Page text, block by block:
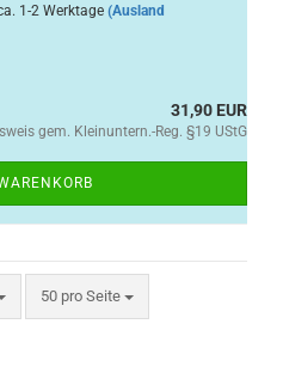
1-2 Werktage (Ausland
31,90 EUR
gem. Kleinuntern.-Reg. §19 UStG
50 pro Seite
pro Seite